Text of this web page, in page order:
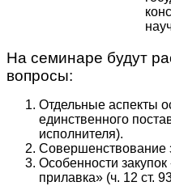
На семинаре будут
вопросы:
Отдельные аспекты
единственного
исполнителя).
Совершенствование
Особенности закупок
прилавка» (ч. 12 ст.